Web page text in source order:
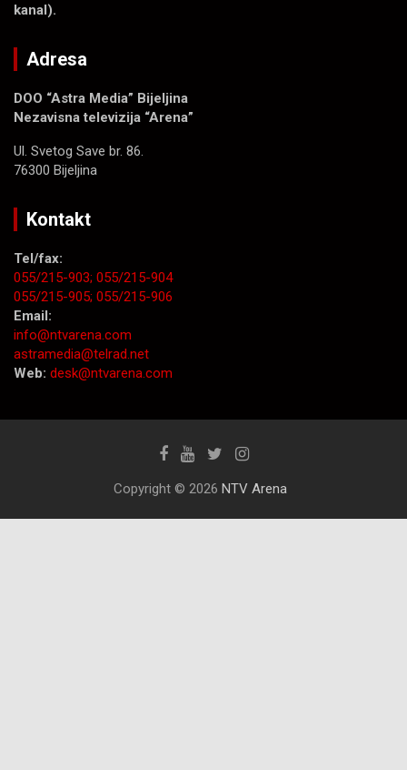
kanal).
Adresa
DOO “Astra Media” Bijeljina
Nezavisna televizija “Arena”
Ul. Svetog Save br. 86.
76300 Bijeljina
Kontakt
Tel/fax:
055/215-903; 055/215-904
055/215-905; 055/215-906
Email:
info@ntvarena.com
astramedia@telrad.net
Web: desk@ntvarena.com
Copyright © 2026 NTV Arena